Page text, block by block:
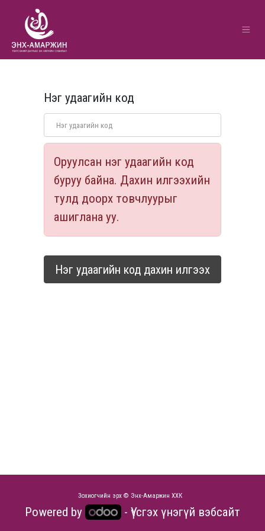
Нэг удаагийн код
Оруулсан нэг удаагийн код
буруу байна. Дахин илгээхийн
тулд доорх товчлуурыг
ашиглана уу.
Нэг удаагийн код дахин илгээх
Зохиогчийн эрх © Энх-Амаржин ХХК
Powered by - Үүсгэхүнэгүй вэбсайт